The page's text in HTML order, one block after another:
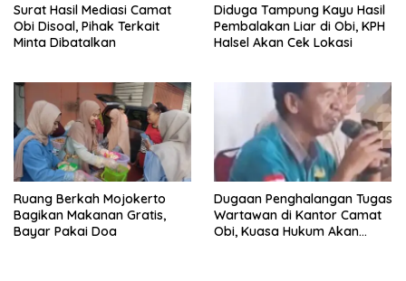
Surat Hasil Mediasi Camat
Obi Disoal, Pihak Terkait
Minta Dibatalkan
Diduga Tampung Kayu Hasil
Pembalakan Liar di Obi, KPH
Halsel Akan Cek Lokasi
Ruang Berkah Mojokerto
Bagikan Makanan Gratis,
Bayar Pakai Doa
Dugaan Penghalangan Tugas
Wartawan di Kantor Camat
Obi, Kuasa Hukum Akan